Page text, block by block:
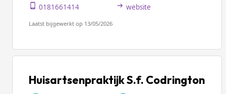
0181661414 website
Laatst bijgewerkt op 13/05/2026
Huisartsenpraktijk S.f. Codrington